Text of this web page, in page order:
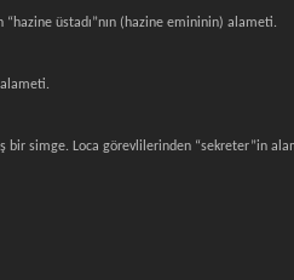
üstadı”nın (hazine emininin) alameti.
alameti.
bir simge. Loca görevlilerinden “sekreter”in